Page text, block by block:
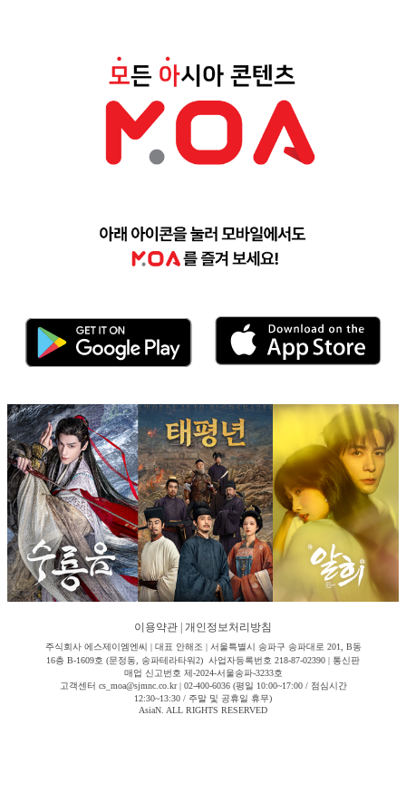
이용약관 개인정보처리방침
주식회사 에스제이엠엔씨 | 대표 안해조 | 서울특별시 송파구 송파대로 201, B동
16층 B-1609호 (문정동, 송파테라타워2) 사업자등록번호 218-87-02390 | 통신판
매업 신고번호 제-2024-서울송파-3233호
고객센터 cs_moa@sjmnc.co.kr | 02-400-6036 (평일 10:00~17:00 / 점심시간
12:30~13:30 / 주말 및 공휴일 휴무)
AsiaN. ALL RIGHTS RESERVED